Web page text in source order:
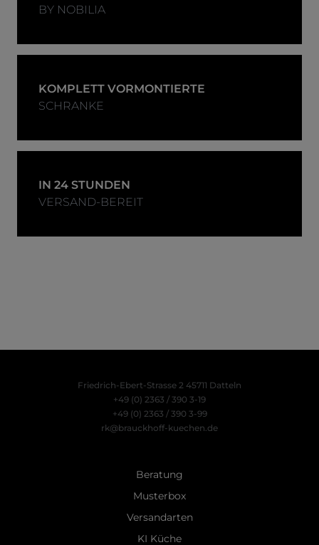
BY NOBILIA
KOMPLETT VORMONTIERTE
SCHRANKE
IN 24 STUNDEN
VERSAND-BEREIT
Friedrich-Ebert-Strasse 2 45711 Datteln
+49 (0) 2363 / 390 3-19
+49 (0) 2363 / 390 3-99
rk@brauckhoff-kuechen.de
Beratung
Musterbox
Versandarten
KI Küche